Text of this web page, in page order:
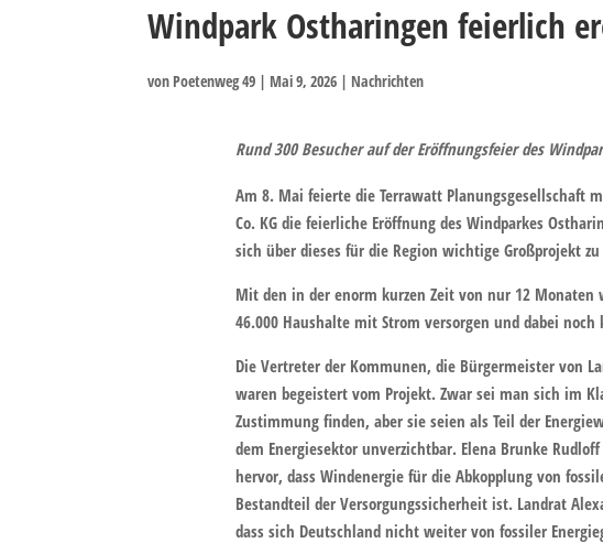
Windpark Ostharingen feierlich
von Poetenweg 49 | Mai 9, 2026 | Nachrichten
Rund 300 Besucher auf der Eröffnungsfeier des
Am 8. Mai feierte die Terrawatt Planungsgesellschaft
Co. KG die feierliche Eröffnung des Windparkes
sich über dieses für die Region wichtige Großprojekt
Mit den in der enorm kurzen Zeit von nur 12
46.000 Haushalte mit Strom versorgen und dabei noch
Die Vertreter der Kommunen, die Bürgermeister von
waren begeistert vom Projekt. Zwar sei man sich im
Zustimmung finden, aber sie seien als Teil der
dem Energiesektor unverzichtbar. Elena Brunke
hervor, dass Windenergie für die Abkopplung von
Bestandteil der Versorgungssicherheit ist. Landrat
dass sich Deutschland nicht weiter von fossiler